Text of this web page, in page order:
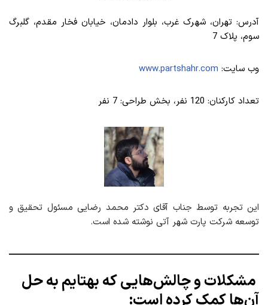
آدرس: تهران، شهرک غرب، بلوار دادمان، خیابان فخار مقدم، گلبرگ
سوم، پلاک 7
وب سایت: www.partshahr.com
تعداد کارکنان: 120 نفر، بخش طراحی: 7 نفر
این تجربه توسط جناب آقای دکتر محمد رضایی مسئول تحقیق و
توسعه شرکت پارت شهر آتی نوشته شده است.
مشکلات و چالش‌هایی که بهتایم به حل